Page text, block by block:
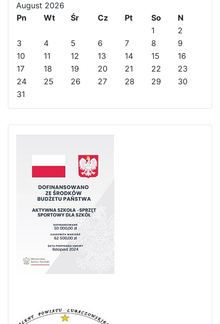
i
o
s
Y
e
a
i
o
M
o
n
h
Y M
August 2026
Pn
Wt Śr Cz Pt So
N
1
2
3
4 5 6 7 8
9
10
11 12 13 14 15
16
17
18 19 20 21 22
23
24
25 26 27 28 29
30
31